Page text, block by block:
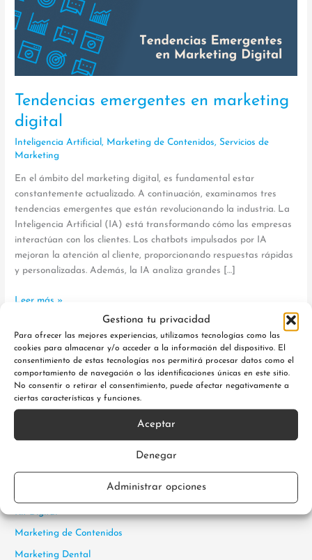
Gestiona tu privacidad
Para ofrecer las mejores experiencias, utilizamos tecnologías como las
cookies para almacenar y/o acceder a la información del dispositivo. El
consentimiento de estas tecnologías nos permitirá procesar datos como el
comportamiento de navegación o las identificaciones únicas en este sitio.
No consentir o retirar el consentimiento, puede afectar negativamente a
ciertas características y funciones.
Aceptar
Denegar
Administrar opciones
Tendencias emergentes en marketing
digital
Inteligencia Artificial, Marketing de Contenidos, Servicios de
Marketing
En el ámbito del marketing digital, es fundamental estar
constantemente actualizado. A continuación, examinamos tres
tendencias emergentes que están revolucionando la industria. La
Inteligencia Artificial (IA) está transformando cómo las empresas
interactúan con los clientes. Los chatbots impulsados por IA
mejoran la atención al cliente, proporcionando respuestas rápidas
y personalizadas. Además, la IA analiza grandes […]
Leer más »
Diseño Web
Kit Digital
Marketing de Contenidos
Marketing Dental